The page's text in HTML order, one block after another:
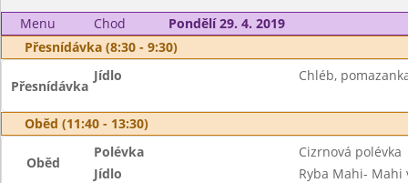
Menu Chod
Pondělí 29. 4. 2019
Přesnídávka (8:30 - 9:30)
Přesnídávka
Jídlo Chléb,
Oběd (11:40 - 13:30)
Oběd
Polévka
Cizrnová polévka
Jídlo
Ryba Mahi- Mahi